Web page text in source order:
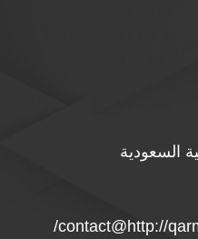
السعودية
contact@http://